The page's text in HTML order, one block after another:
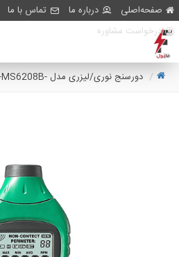
صفحه‌اصلی درباره ما تماس با ما
درخواست مشاوره
دورسنج نوری/لیزری مدل -MASTECH-MS6208B